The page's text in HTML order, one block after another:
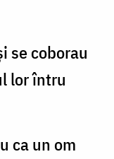
se coborau
lor întru
ca un om